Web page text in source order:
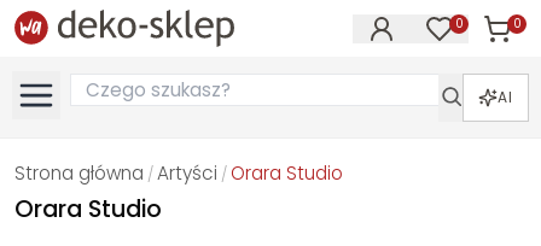
0 0
AI
Strona główna /Artyści / Orara Studio
Orara Studio